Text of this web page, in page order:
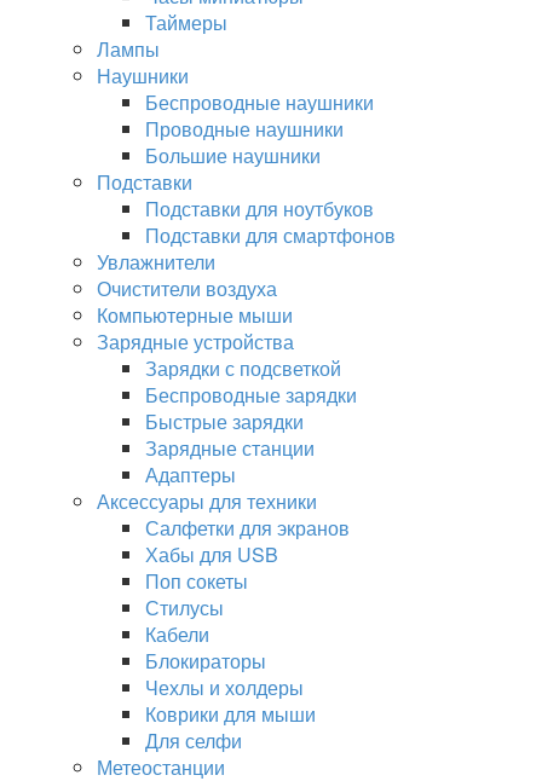
Таймеры
Лампы
Наушники
Беспроводные наушники
Проводные наушники
Большие наушники
Подставки
Подставки для ноутбуков
Подставки для смартфонов
Увлажнители
Очистители воздуха
Компьютерные мыши
Зарядные устройства
Зарядки с подсветкой
Беспроводные зарядки
Быстрые зарядки
Зарядные станции
Адаптеры
Аксессуары для техники
Салфетки для экранов
Хабы для USB
Поп сокеты
Стилусы
Кабели
Блокираторы
Чехлы и холдеры
Коврики для мыши
Для селфи
Метеостанции